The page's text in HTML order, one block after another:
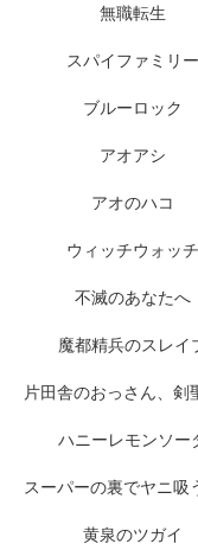
無職転生
スパイファミリー
ブルーロック
アオアシ
アオのハコ
ウィッチウォッチ
不滅のあなたへ
魔都精兵のスレイ
ハニーレモンソー
黄泉のツガイ